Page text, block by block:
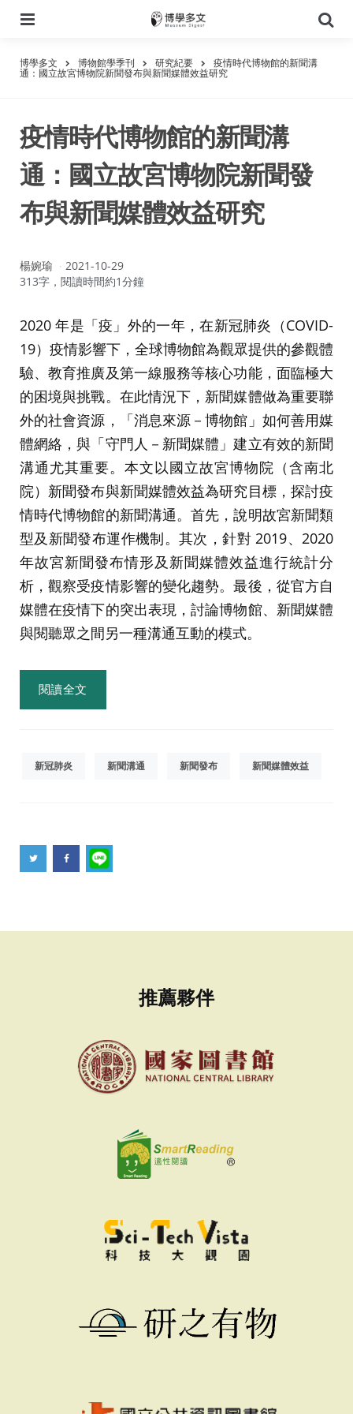
尋
博學多文 博物館學季刊 研究紀要 疫情時代博物館的新聞溝
通：國立故宮博物院新聞發布與新聞媒體效益研究
疫情時代博物館的新聞溝
通：國立故宮博物院新聞發
布與新聞媒體效益研究
作
者：
楊婉瑜
2021-10-29
313字，閱讀時間約1分鐘
2020 年是「疫」外的一年，在新冠肺炎（COVID-
19）疫情影響下，全球博物館為觀眾提供的參觀體
驗、教育推廣及第一線服務等核心功能，面臨極大
的困境與挑戰。在此情況下，新聞媒體做為重要聯
外的社會資源，「消息來源－博物館」如何善用媒
體網絡，與「守門人－新聞媒體」建立有效的新聞
溝通尤其重要。本文以國立故宮博物院（含南北
院）新聞發布與新聞媒體效益為研究目標，探討疫
情時代博物館的新聞溝通。首先，說明故宮新聞類
型及新聞發布運作機制。其次，針對 2019、2020
年故宮新聞發布情形及新聞媒體效益進行統計分
析，觀察受疫情影響的變化趨勢。最後，從官方自
媒體在疫情下的突出表現，討論博物館、新聞媒體
與閱聽眾之間另一種溝通互動的模式。
閱讀全文
新冠肺炎 新聞溝通 新聞發布 新聞媒體效益
推薦夥伴